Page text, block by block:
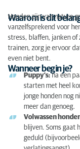
Waarom is dit
Honden zijn van nature
vanzelfsprekend voor
stress, blaffen, janken of
trainen, zorg je ervoor
even niet bent.
Wanneer begin je?
Puppy’s:na een
starten met heel
jonge honden nog
meer dan genoeg.
Volwassen
blijven. Soms gaat
geduld